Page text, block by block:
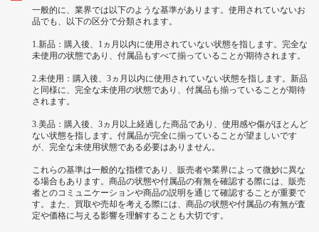
一般的に、業界では以下のような基準があります。使用されていないお
品でも、以下の区分で分類されます。
1.新品：購入後、1ヵ月以内に使用されていない状態を指します。完全な
未使用の状態であり、付属品もすべて揃っていることが期待されます。
2.未使用：購入後、3ヵ月以内に使用されていない状態を指します。新品
と同様に、完全な未使用の状態であり、付属品も揃っていることが期待
されます。
3.美品：購入後、3ヵ月以上経過した商品であり、使用感や傷がほとんど
ない状態を指します。付属品が完全に揃っていることが望ましいです
が、完全な未使用状態である必要はありません。
これらの基準は一般的な指標であり、販売者や業界によって微妙に異な
る場合もあります。商品の状態や付属品の有無を確認する際には、販売
者とのコミュニケーションや商品の説明を通じて確認することが重要で
す。また、買取や売却を考える際には、商品の状態や付属品の有無が査
定や価格に与える影響を理解することも大切です。